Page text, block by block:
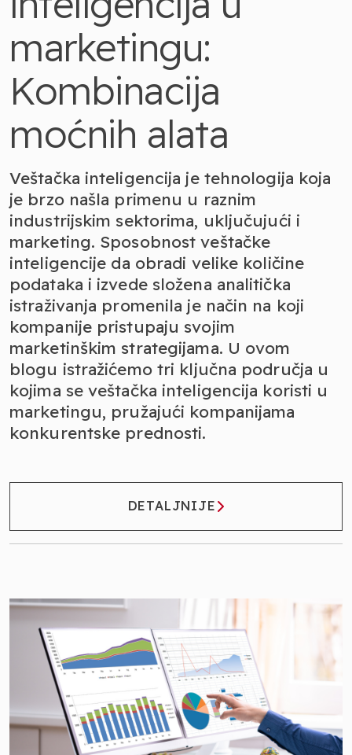
marketingu:
Kombinacija
moćnih alata
Veštačka inteligencija je tehnologija koja
je brzo našla primenu u raznim
industrijskim sektorima, uključujući i
marketing. Sposobnost veštačke
inteligencije da obradi velike količine
podataka i izvede složena analitička
istraživanja promenila je način na koji
kompanije pristupaju svojim
marketinškim strategijama. U ovom
blogu istražićemo tri ključna područja u
kojima se veštačka inteligencija koristi u
marketingu, pružajući kompanijama
konkurentske prednosti.
DETALJNIJE